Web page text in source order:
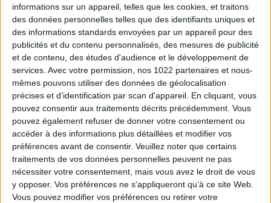
informations sur un appareil, telles que les cookies, et traitons
des données personnelles telles que des identifiants uniques et
des informations standards envoyées par un appareil pour des
publicités et du contenu personnalisés, des mesures de publicité
et de contenu, des études d'audience et le développement de
services. Avec votre permission, nos 1022 partenaires et nous-
mêmes pouvons utiliser des données de géolocalisation
précises et d’identification par scan d'appareil. En cliquant, vous
pouvez consentir aux traitements décrits précédemment. Vous
pouvez également refuser de donner votre consentement ou
accéder à des informations plus détaillées et modifier vos
préférences avant de consentir. Veuillez noter que certains
traitements de vos données personnelles peuvent ne pas
nécessiter votre consentement, mais vous avez le droit de vous
y opposer. Vos préférences ne s'appliqueront qu’à ce site Web.
Vous pouvez modifier vos préférences ou retirer votre
L’URSSAF annonce que les employeurs et les
travailleurs indépendants doivent à nouveau
respecter les échéances de paiement des
cotisations sociales, qui ont été reportées
régulièrement depuis le début de la crise sanitaire.
Ce retour à la normale ne s’applique toutefois pas
en Martinique, en Guyane, en Guadeloupe et à La
Réunion.
https://business.lesechos.fr/entrepreneurs/ressources-
humaines/17862381-employeurs-et-non-salaries-
pas-de-report-du-paiement-des-cotisations-en-
septembre-344799.php